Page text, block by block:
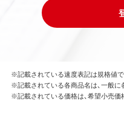
※記載されている速度表記は規格値で
※記載されている各商品名は、一般に
※記載されている価格は、希望小売価